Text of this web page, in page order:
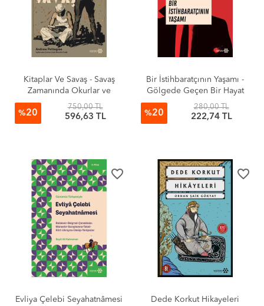
Kitaplar Ve Savaş - Savaş
Zamanında Okurlar ve
Kütüphaneler
%20
750,00 TL
596,63 TL
Bir İstihbaratçının Yaşamı -
Gölgede Geçen Bir Hayat
%20
280,00 TL
222,74 TL
favorite_border
Evliya Çelebi Seyahatnâmesi
favorite_border
Dede Korkut Hikayeleri